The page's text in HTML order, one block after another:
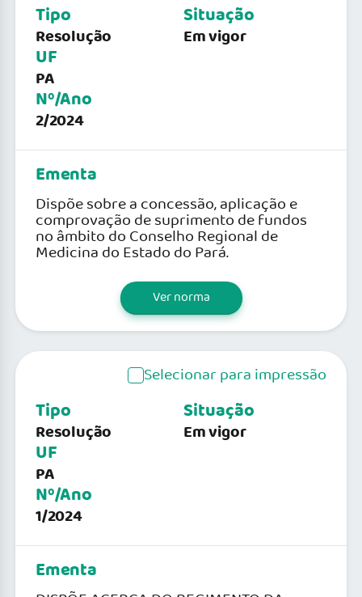
Tipo
Resolução
UF
PA
Nº/Ano
2/2024
Situação
Em vigor
Ementa
Dispõe sobre a concessão, aplicação e
comprovação de suprimento de fundos
no âmbito do Conselho Regional de
Medicina do Estado do Pará.
Ver norma
Selecionar para impressão
Tipo
Resolução
UF
PA
Nº/Ano
1/2024
Situação
Em vigor
Ementa